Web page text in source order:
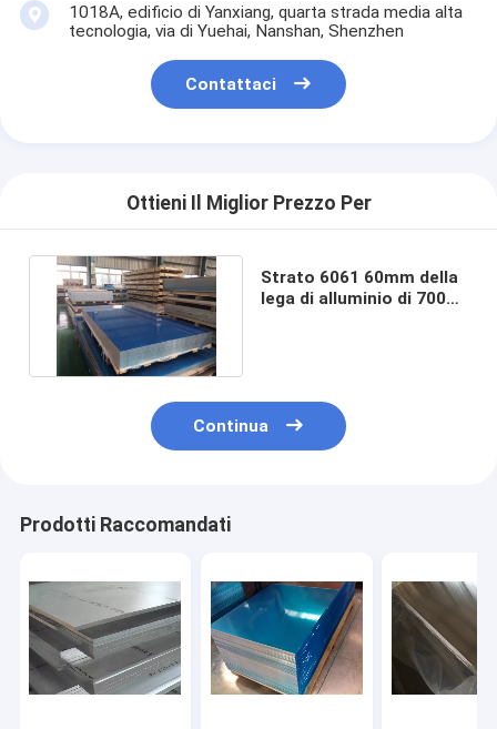
1018A, edificio di Yanxiang, quarta strada media alta
tecnologia, via di Yuehai, Nanshan, Shenzhen
Contattaci
Ottieni Il Miglior Prezzo Per
Strato 6061 60mm della
lega di alluminio di 7000
Continua
Prodotti Raccomandati